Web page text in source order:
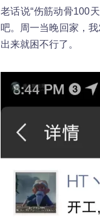
老话说“伤筋动骨100
吧。周一当晚回家，
出来就困不行了。